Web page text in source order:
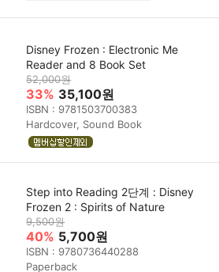
Disney Frozen : Electronic Me
Reader and 8 Book Set
52,000원
33% 35,100원
ISBN : 9781503700383
Hardcover, Sound Book
Step into Reading 2단계 : Disney
Frozen 2 : Spirits of Nature
9,500원
40% 5,700원
ISBN : 9780736440288
Paperback